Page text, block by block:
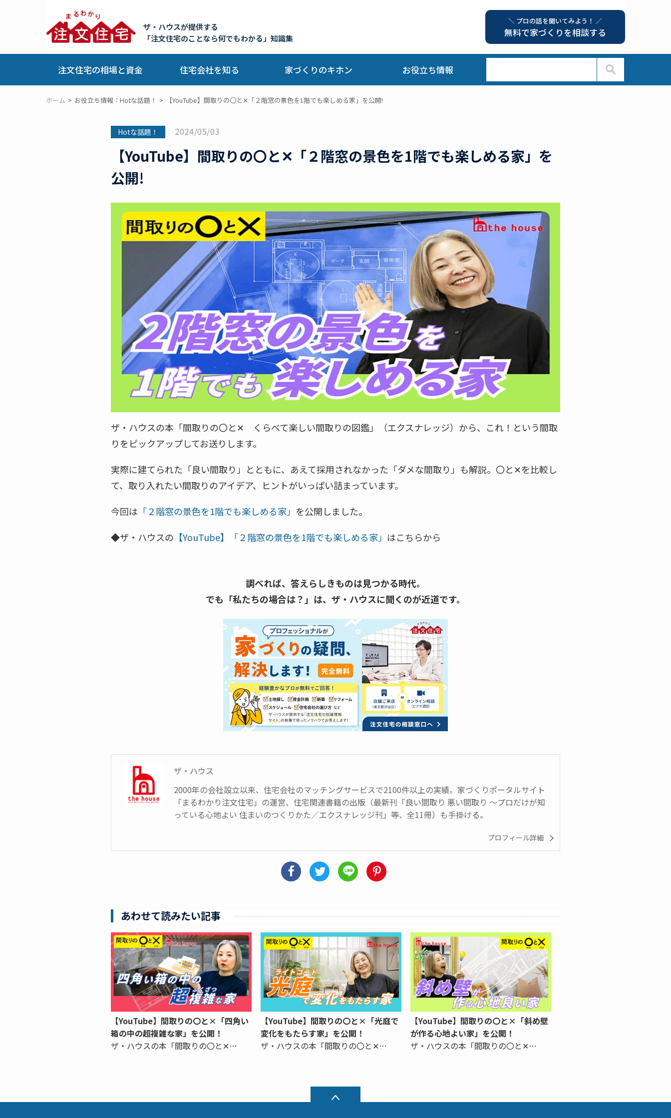
ザ・ハウスが提供する
「注文住宅のことなら何でもわかる」知識集
＼ プロの話を聞いてみよう！ ／
無料で家づくりを相談する
注文住宅の相場と資金 住宅会社を知る 家づくりのキホン お役立ち情報
ホーム お役立ち情報：Hotな話題！ 【YouTube】間取りの〇と✕「２階窓の景色を1階でも楽しめる家」を公開!
Hotな話題！ 2024/05/03
【YouTube】間取りの〇と✕「２階窓の景色を1階でも楽しめる家」を
公開!
ザ・ハウスの本「間取りの〇と✕ くらべて楽しい間取りの図鑑」（エクスナレッジ）から、これ！という間取
りをピックアップしてお送りします。
実際に建てられた「良い間取り」とともに、あえて採用されなかった「ダメな間取り」も解説。〇と✕を比較し
て、取り入れたい間取りのアイデア、ヒントがいっぱい詰まっています。
今回は 「２階窓の景色を1階でも楽しめる家」 を公開しました。
◆ザ・ハウスの 【YouTube】「２階窓の景色を1階でも楽しめる家」 はこちらから
調べれば、答えらしきものは見つかる時代。
でも「私たちの場合は？」は、 ザ・ハウスに聞くのが近道です。
ザ・ハウス
2000年の会社設立以来、住宅会社のマッチングサービスで2100件以上の実績。家づくりポータルサイト
「まるわかり注文住宅」の運営、住宅関連書籍の出版（最新刊「良い間取り 悪い間取り ～プロだけが知
っている心地よい 住まいのつくりかた／エクスナレッジ刊」等、全11冊）も手掛ける。
プロフィール詳細
あわせて読みたい記事
【YouTube】間取りの〇と×「四角い
箱の中の超複雑な家」を公開！
ザ・ハウスの本「間取りの〇と✕…
【YouTube】間取りの〇と×「光庭で
変化をもたらす家」を公開！
ザ・ハウスの本「間取りの〇と✕…
【YouTube】間取りの〇と×「斜め壁
が作る心地よい家」を公開！
ザ・ハウスの本「間取りの〇と✕…